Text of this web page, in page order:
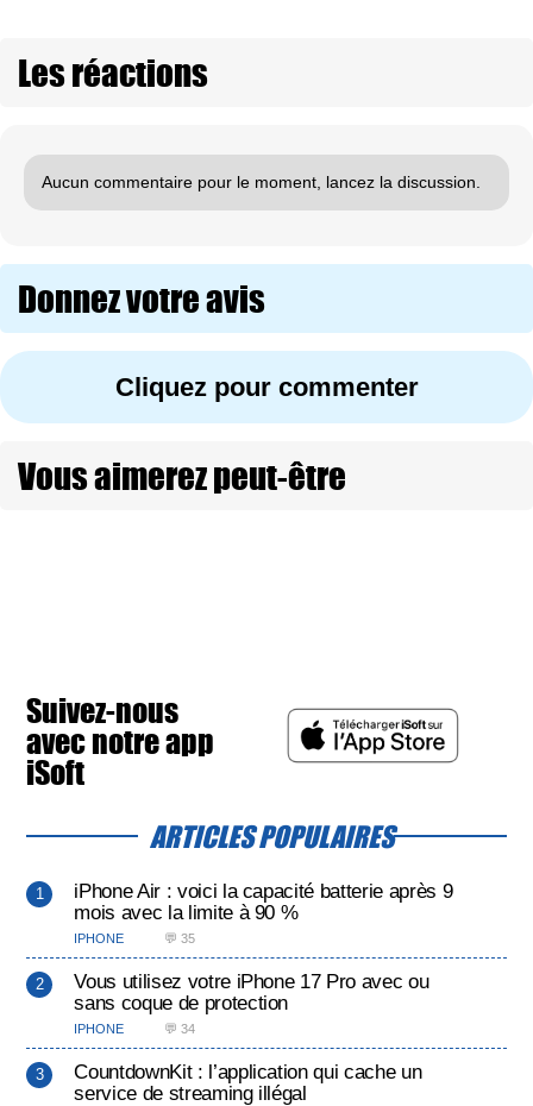
Les réactions
Aucun commentaire pour le moment, lancez la discussion.
Donnez votre avis
Cliquez pour commenter
Vous aimerez peut-être
Suivez-nous
avec notre app
iSoft
ARTICLES POPULAIRES
iPhone Air : voici la capacité batterie après 9
mois avec la limite à 90 %
IPHONE 💬 35
Vous utilisez votre iPhone 17 Pro avec ou
sans coque de protection
IPHONE 💬 34
CountdownKit : l’application qui cache un
service de streaming illégal